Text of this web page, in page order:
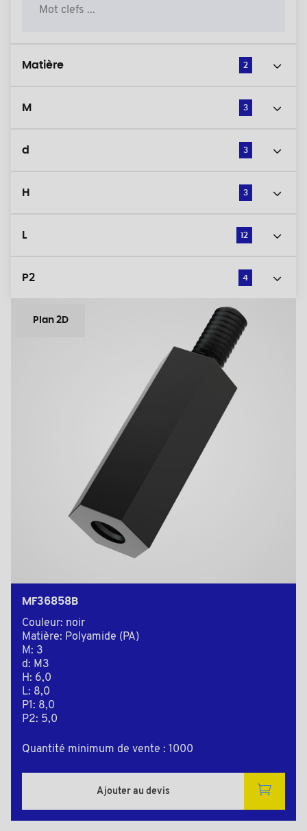
Matière 2
M 3
d 3
H 3
L 12
P2 4
Plan 2D
MF36858B
Couleur: noir
Matière: Polyamide (PA)
M: 3
d: M3
H: 6,0
L: 8,0
P1: 8,0
P2: 5,0
Quantité minimum de vente : 1000
Ajouter au devis